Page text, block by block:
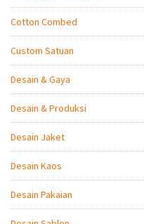
Cotton Combed
Custom Satuan
Desain & Gaya
Desain & Produksi
Desain Jaket
Desain Kaos
Desain Pakaian